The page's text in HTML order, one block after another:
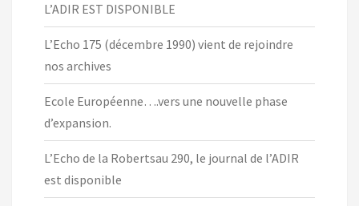
L’ADIR EST DISPONIBLE
L’Echo 175 (décembre 1990) vient de rejoindre
nos archives
Ecole Européenne….vers une nouvelle phase
d’expansion.
L’Echo de la Robertsau 290, le journal de l’ADIR
est disponible